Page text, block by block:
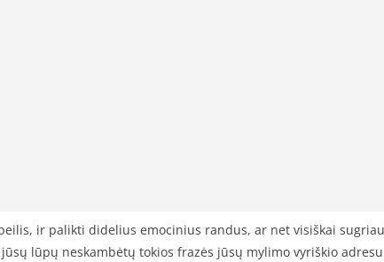
ir palikti didelius emocinius randus, ar net visiškai
lūpų neskambėtų tokios frazės jūsų mylimo vyriškio